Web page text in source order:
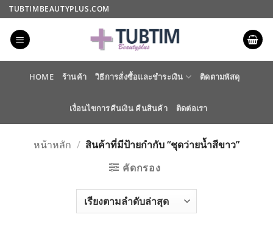
ข้าม
ไป
เนื้อหา
TUBTIMBEAUTYPLUS.COM
HOME ร้านค้า วิธีการสั่งซื้อและชำระเงิน ติดตามพัสดุ
เงื่อนไขการคืนเงิน คืนสินค้า ติดต่อเรา
หน้าหลัก / สินค้าที่มีป้ายกำกับ “ชุดว่ายน้ำสีขาว”
คัดกรอง